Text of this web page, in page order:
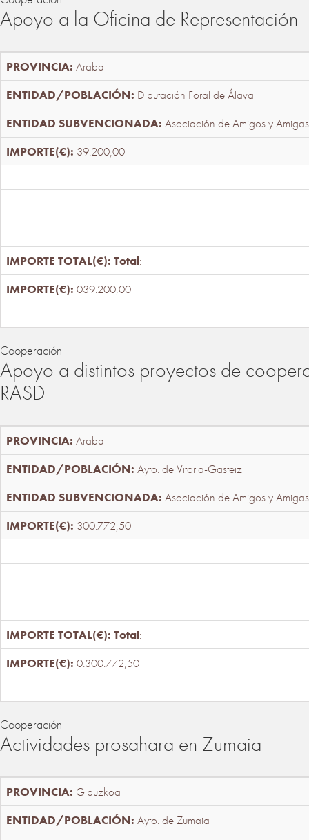
Apoyo a la Oficina de Representación
Araba
Diputación Foral de Álava
Asociación de Amigos y
39.200,00
Total:
039.200,00
Cooperación
Apoyo a distintos proyectos de
RASD
Araba
Ayto. de Vitoria-Gasteiz
Asociación de Amigos y
300.772,50
Total:
0.300.772,50
Cooperación
Actividades prosahara en Zumaia
Gipuzkoa
Ayto. de Zumaia